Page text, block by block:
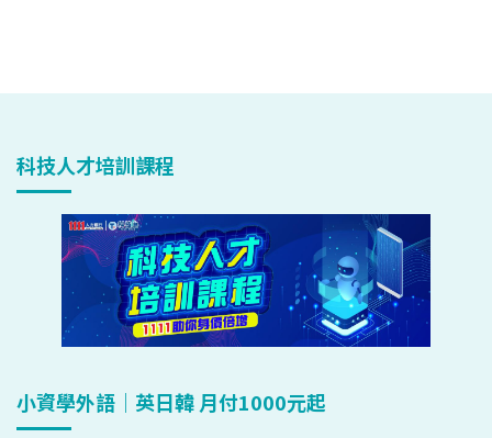
科技人才培訓課程
小資學外語｜英日韓 月付1000元起